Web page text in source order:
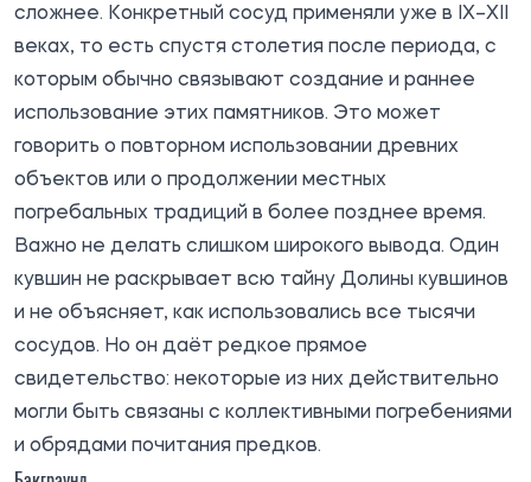
сложнее. Конкретный сосуд применяли уже в IX–XII
веках, то есть спустя столетия после периода, с
которым обычно связывают создание и раннее
использование этих памятников. Это может
говорить о повторном использовании древних
объектов или о продолжении местных
погребальных традиций в более позднее время.
Важно не делать слишком широкого вывода. Один
кувшин не раскрывает всю тайну Долины кувшинов
и не объясняет, как использовались все тысячи
сосудов. Но он даёт редкое прямое
свидетельство: некоторые из них действительно
могли быть связаны с коллективными погребениями
и обрядами почитания предков.